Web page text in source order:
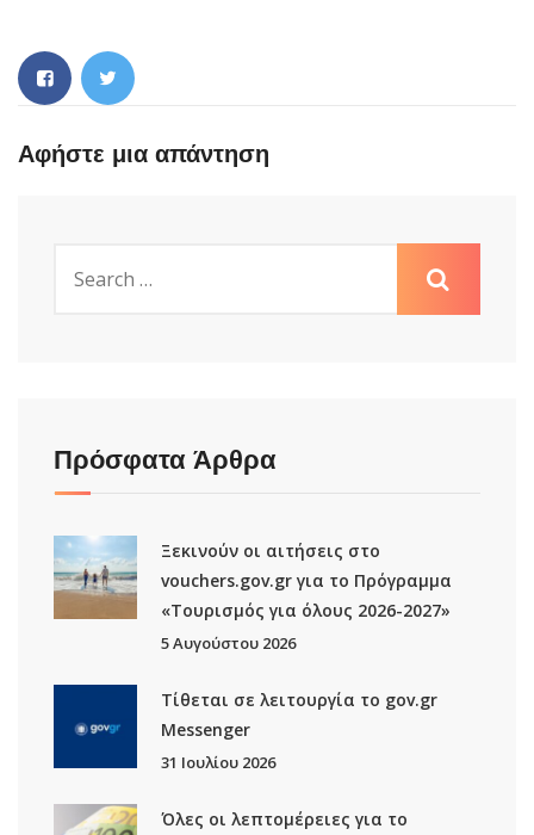
Αφήστε μια απάντηση
Πρόσφατα Άρθρα
Ξεκινούν οι αιτήσεις στο
vouchers.gov.gr για το Πρόγραμμα
«Τουρισμός για όλους 2026-2027»
5 Αυγούστου 2026
Τίθεται σε λειτουργία το gov.gr
Μessenger
31 Ιουλίου 2026
Όλες οι λεπτομέρειες για το